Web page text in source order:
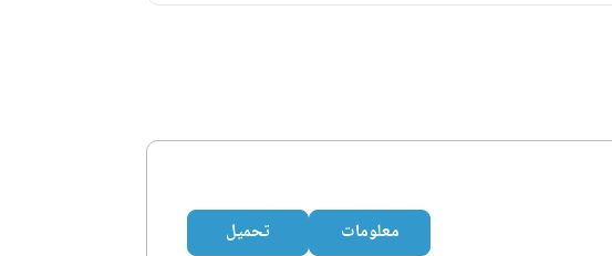
معلومات تحميل